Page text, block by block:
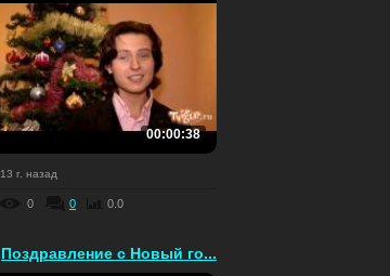
00:00:38
13 г. назад
0 0 0.0
Поздравление с Новый го...